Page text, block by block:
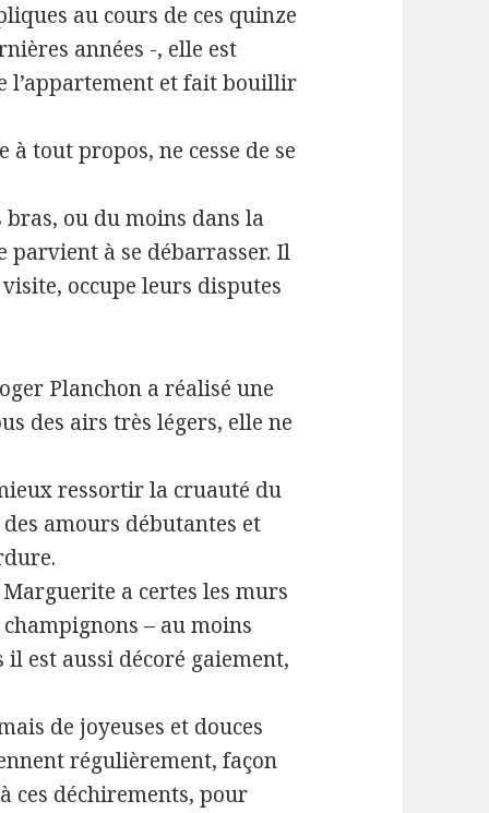
au cours de ces quinze
années -, elle est
l’appartement et fait bouillir
à tout propos, ne cesse de se
ou du moins dans la
parvient à se débarrasser. Il
occupe leurs disputes
Planchon a réalisé une
des airs très légers, elle ne
ressortir la cruauté du
amours débutantes et
a certes les murs
– au moins
il est aussi décoré gaiement,
de joyeuses et douces
régulièrement, façon
ces déchirements, pour